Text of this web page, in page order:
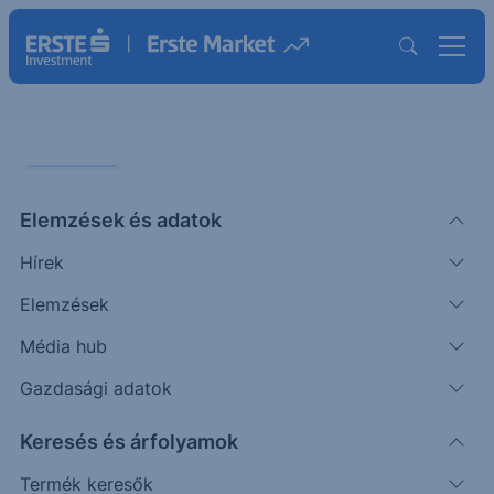
Elemzések és adatok
Hírek
Elemzések
Média hub
Gazdasági adatok
Keresés és árfolyamok
Termék keresők
inflációban
Augusztusban az eurózónás infláció a
várakozásoknak megfelelően 10 bázisponttal